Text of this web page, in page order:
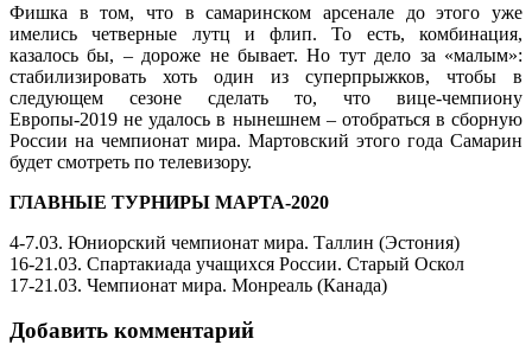
Фишка в том, что в самаринском арсенале до этого уже
имелись четверные лутц и флип. То есть, комбинация,
казалось бы, – дороже не бывает. Но тут дело за «малым»:
стабилизировать хоть один из суперпрыжков, чтобы в
следующем сезоне сделать то, что вице-чемпиону
Европы-2019 не удалось в нынешнем – отобраться в сборную
России на чемпионат мира. Мартовский этого года Самарин
будет смотреть по телевизору.
ГЛАВНЫЕ ТУРНИРЫ МАРТА-2020
4-7.03. Юниорский чемпионат мира. Таллин (Эстония)
16-21.03. Спартакиада учащихся России. Старый Оскол
17-21.03. Чемпионат мира. Монреаль (Канада)
Добавить комментарий